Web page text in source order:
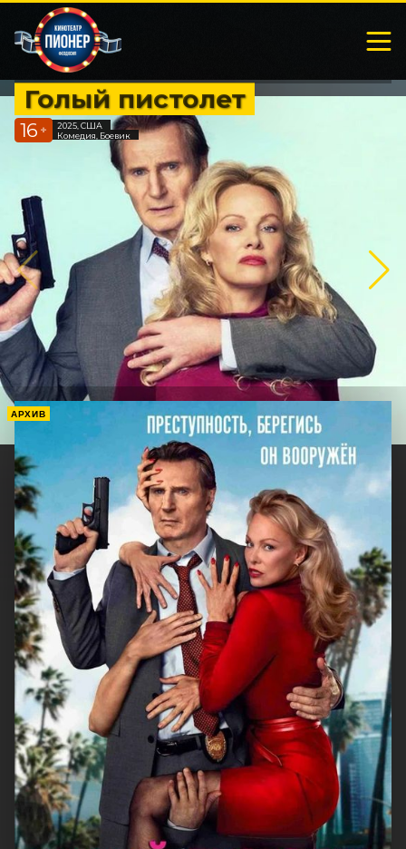
Голый пистолет
16 +
2025, США
Комедия, Боевик
АРХИВ